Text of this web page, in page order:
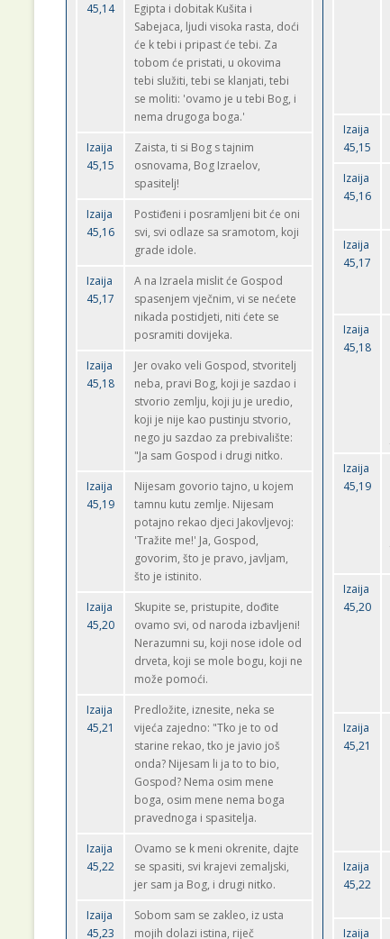
45,14
Egipta i dobitak Kušita i
Sabejaca, ljudi visoka rasta, doći
će k tebi i pripast će tebi. Za
tobom će pristati, u okovima
tebi služiti, tebi se klanjati, tebi
se moliti: 'ovamo je u tebi Bog, i
nema drugoga boga.'
Izaija
45,15
Zaista, ti si Bog s tajnim
osnovama, Bog Izraelov,
spasitelj!
Izaija
45,16
Postiđeni i posramljeni bit će oni
svi, svi odlaze sa sramotom, koji
grade idole.
Izaija
45,17
A na Izraela mislit će Gospod
spasenjem vječnim, vi se nećete
nikada postidjeti, niti ćete se
posramiti dovijeka.
Izaija
45,18
Jer ovako veli Gospod, stvoritelj
neba, pravi Bog, koji je sazdao i
stvorio zemlju, koji ju je uredio,
koji je nije kao pustinju stvorio,
nego ju sazdao za prebivalište:
"Ja sam Gospod i drugi nitko.
Izaija
45,19
Nijesam govorio tajno, u kojem
tamnu kutu zemlje. Nijesam
potajno rekao djeci Jakovljevoj:
'Tražite me!' Ja, Gospod,
govorim, što je pravo, javljam,
što je istinito.
Izaija
45,20
Skupite se, pristupite, dođite
ovamo svi, od naroda izbavljeni!
Nerazumni su, koji nose idole od
drveta, koji se mole bogu, koji ne
može pomoći.
Izaija
45,21
Predložite, iznesite, neka se
vijeća zajedno: "Tko je to od
starine rekao, tko je javio još
onda? Nijesam li ja to to bio,
Gospod? Nema osim mene
boga, osim mene nema boga
pravednoga i spasitelja.
Izaija
45,22
Ovamo se k meni okrenite, dajte
se spasiti, svi krajevi zemaljski,
jer sam ja Bog, i drugi nitko.
Izaija
45,23
Sobom sam se zakleo, iz usta
mojih dolazi istina, riječ
Izaija
45,15
Izaija
45,16
Izaija
45,17
Izaija
45,18
Izaija
45,19
Izaija
45,20
Izaija
45,21
Izaija
45,22
Izaija